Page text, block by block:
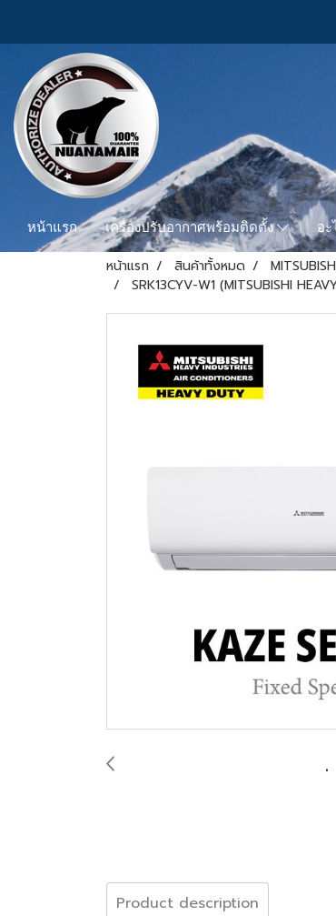
หน้าแรก เครื่องปรับอากาศพร้อมติดตั้ง อ
หน้าแรก สินค้าทั้งหมด
SRK13CYV-W1 (MITSUBISHI
Product description